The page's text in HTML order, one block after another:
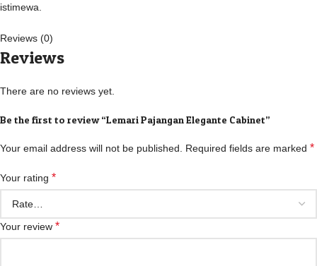
istimewa.
Reviews (0)
Reviews
There are no reviews yet.
Be the first to review “Lemari Pajangan Elegante Cabinet”
Your email address will not be published. Required fields are marked *
Your rating *
Your review *